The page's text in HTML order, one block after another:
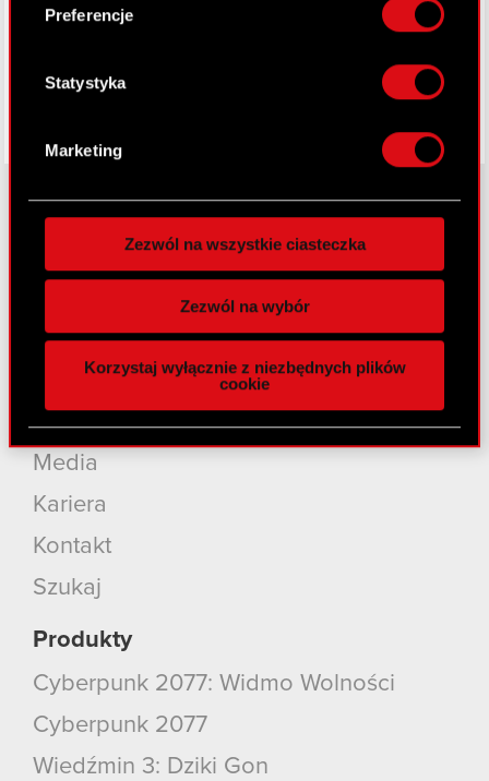
Identyfikować Twoje urządzenie, aktywnie
analizując charakteryzującego je zbiory
palca)
osobiste dane są przetwarzane oraz ustaw własne
preferencje w
. W Deklaracji
zgodę w dowolnej chwili.
Wykorzystujemy pliki cookie do
funkcje społecznościowe i analizować ruch w
naszej witrynie. Informacje o tym, jak korzystasz
z naszej witryny, udostępniamy partnerom
Partnerzy mogą połączyć te informacje z innymi
danymi otrzymanymi od Ciebie lub uzyskanymi
podczas korzystania z ich usług. Kontynuując
korzystanie z naszej witryny, zgadasz się na
Preferencje
Statystyka
Marketing
Zezwól na wszystkie ciasteczka
Zezwól na wybór
Korzystaj wyłącznie z niezbędnych plików
cookie
O CD PROJEKT
Grupa Kapitałowa
Nasz biznes
Inwestorzy
Zrównoważony rozwój
Media
Kariera
Kontakt
Szukaj
Produkty
Cyberpunk 2077: Widmo Wolności
Cyberpunk 2077
Wiedźmin 3: Dziki Gon